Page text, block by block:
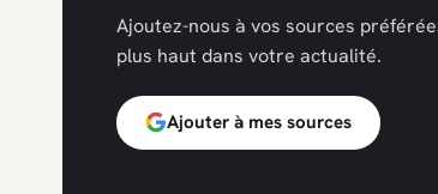
Ajoutez-nous à vos sources
plus haut dans votre actualité.
Ajouter à mes sources